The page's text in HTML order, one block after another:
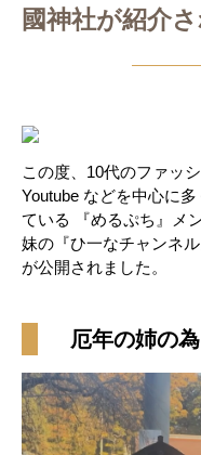
國神社が紹介さ
この度、10代のファッ
Youtube などを中心に
ている 『めるぷち』メ
妹の『ひ一なチャンネ
が公開されました。
厄年の姉の